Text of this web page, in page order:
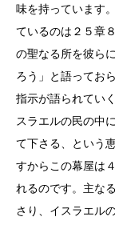
味を持っています
ているのは２５章
の聖なる所を彼ら
ろう」と語ってお
指示が語られてい
スラエルの民の中
て下さる、という
すからこの幕屋は
れるのです。主な
さり、イスラエル